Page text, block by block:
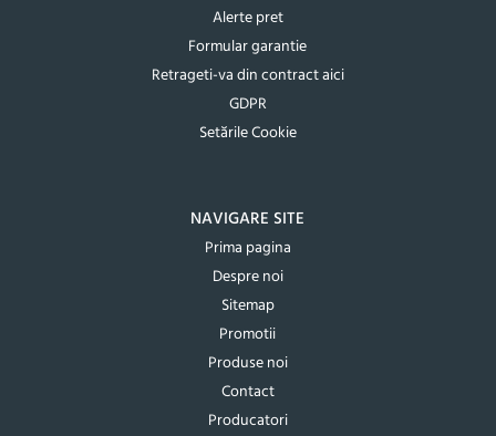
Alerte pret
Formular garantie
Retrageti-va din contract aici
GDPR
Setările Cookie
NAVIGARE SITE
Prima pagina
Despre noi
Sitemap
Promotii
Produse noi
Contact
Producatori